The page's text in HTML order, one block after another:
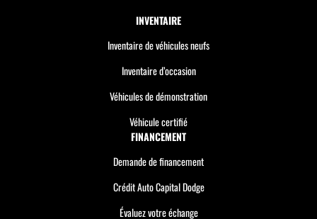
INVENTAIRE
Inventaire de véhicules neufs
Inventaire d’occasion
Véhicules de démonstration
Véhicule certifié
FINANCEMENT
Demande de financement
Crédit Auto Capital Dodge
Évaluez votre échange